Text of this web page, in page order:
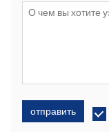
отправить